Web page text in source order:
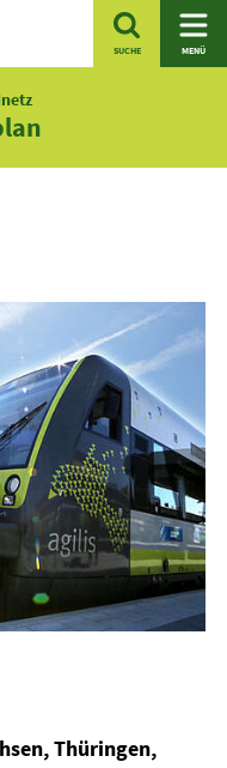
SUCHE MENÜ
Thüringen,